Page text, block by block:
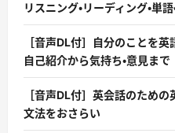
リスニング・リーディング・単語
［音声DL付］自分のことを
自己紹介から気持ち・意見まで
［音声DL付］英会話のため
文法をおさらい